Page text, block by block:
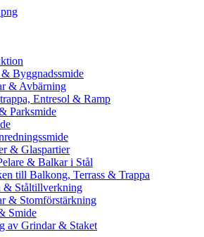
Byggnadssmide
& Avbärning
Entresol & Ramp
Parksmide
& Glaspartier
& Balkar i Stål
till Balkong, Terrass & Trappa
& Ståltillverkning
& Stomförstärkning
Smide
av Grindar & Staket